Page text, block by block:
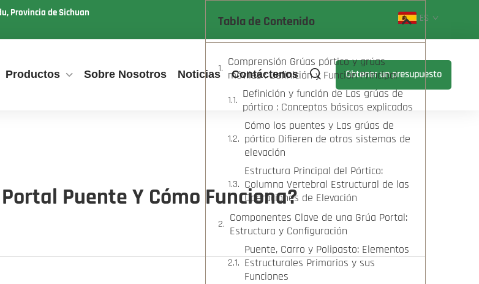
Provincia de Sichuan
ES
Productos Sobre Nosotros Noticias Contáctenos Obtener un presupuesto
Puente Y Cómo Funciona?
Tabla de Contenido
Comprensión Grúas pórtico y grúas
móviles : Definición y Función Principal
Definición y función de Las grúas de
pórtico : Conceptos básicos explicados
Cómo los puentes y Las grúas de
pórtico Difieren de otros sistemas de
elevación
Estructura Principal del Pórtico:
Columna Vertebral Estructural de las
Operaciones de Elevación
Componentes Clave de una Grúa Portal:
Estructura y Configuración
Puente, Carro y Polipasto: Elementos
Estructurales Primarios y sus
Funciones